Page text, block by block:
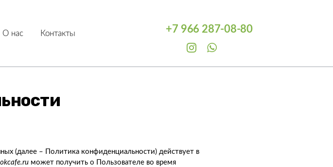
О нас Контакты +7 966 287-08-80
(далее – Политика конфиденциальности) действует в
может получить о Пользователе во время